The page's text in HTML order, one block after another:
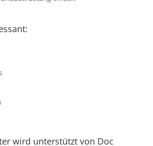
wird unterstützt von Doc